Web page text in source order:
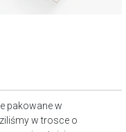
pakowane w
w trosce o